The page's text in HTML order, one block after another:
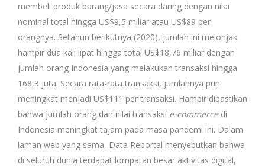
membeli produk barang/jasa secara daring dengan nilai
nominal total hingga US$9,5 miliar atau US$89 per
orangnya. Setahun berikutnya (2020), jumlah ini melonjak
hampir dua kali lipat hingga total US$18,76 miliar dengan
jumlah orang Indonesia yang melakukan transaksi hingga
168,3 juta. Secara rata-rata transaksi, jumlahnya pun
meningkat menjadi US$111 per transaksi. Hampir dipastikan
bahwa jumlah orang dan nilai transaksi e-commercedi
Indonesia meningkat tajam pada masa pandemi ini. Dalam
laman web yang sama, Data Reportal menyebutkan bahwa
di seluruh dunia terdapat lompatan besar aktivitas digital,